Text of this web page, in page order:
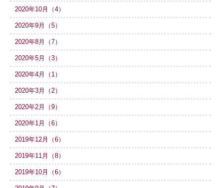
2020年10月（4）
2020年9月（5）
2020年8月（7）
2020年5月（3）
2020年4月（1）
2020年3月（2）
2020年2月（9）
2020年1月（6）
2019年12月（6）
2019年11月（8）
2019年10月（6）